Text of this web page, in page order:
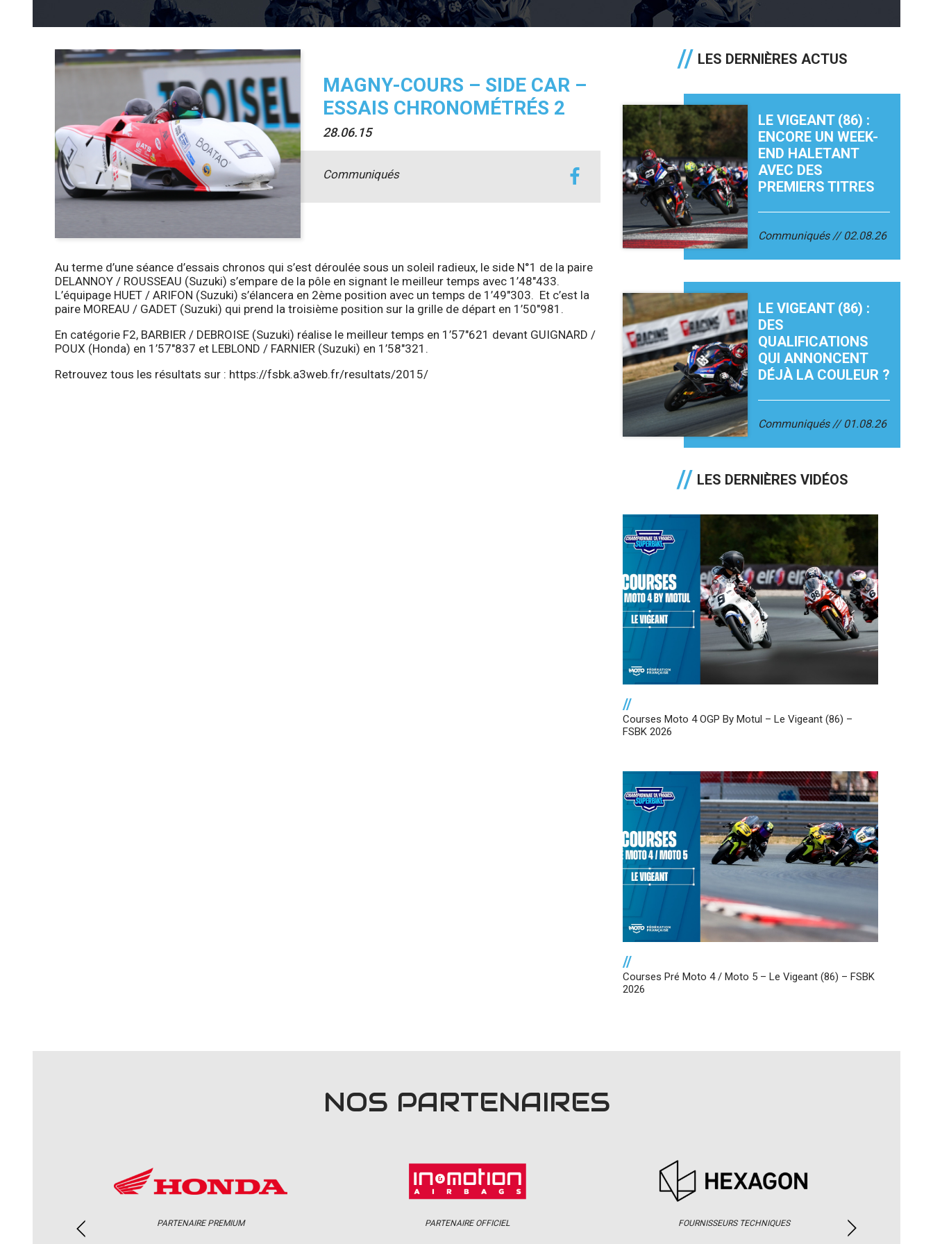
MAGNY-COURS – SIDE CAR –
ESSAIS CHRONOMÉTRÉS 2
28.06.15
Communiqués
Au terme d’une séance d’essais chronos qui s’est déroulée sous un soleil radieux, le side N°1 de la paire
DELANNOY / ROUSSEAU (Suzuki) s’empare de la pôle en signant le meilleur temps avec 1’48″433.
L’équipage HUET / ARIFON (Suzuki) s’élancera en 2ème position avec un temps de 1’49″303. Et c’est la
paire MOREAU / GADET (Suzuki) qui prend la troisième position sur la grille de départ en 1’50″981.
En catégorie F2, BARBIER / DEBROISE (Suzuki) réalise le meilleur temps en 1’57″621 devant GUIGNARD /
POUX (Honda) en 1’57″837 et LEBLOND / FARNIER (Suzuki) en 1’58″321.
Retrouvez tous les résultats sur : https://fsbk.a3web.fr/resultats/2015/
LES DERNIÈRES ACTUS
LE VIGEANT (86) :
ENCORE UN WEEK-
END HALETANT
AVEC DES
PREMIERS TITRES
Communiqués 02.08.26
LE VIGEANT (86) :
DES
QUALIFICATIONS
QUI ANNONCENT
DÉJÀ LA COULEUR ?
Communiqués 01.08.26
LES DERNIÈRES VIDÉOS
//
Courses Moto 4 OGP By Motul – Le Vigeant (86) –
FSBK 2026
//
Courses Pré Moto 4 / Moto 5 – Le Vigeant (86) – FSBK
2026
NOS PARTENAIRES
PARTENAIRE PREMIUM PARTENAIRE OFFICIEL FOURNISSEURS TECHNIQUES